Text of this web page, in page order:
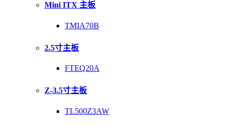
Mini ITX 主板
TMIA70B
2.5寸主板
FTEQ20A
Z-3.5寸主板
TL500Z3AW